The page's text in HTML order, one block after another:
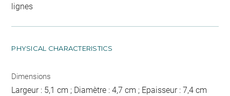
lignes
PHYSICAL CHARACTERISTICS
Dimensions
Largeur : 5,1 cm ; Diamètre : 4,7 cm ; Epaisseur : 7,4 cm